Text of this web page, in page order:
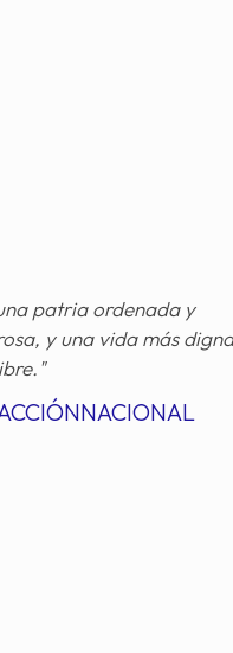
patria ordenada y
y una vida más